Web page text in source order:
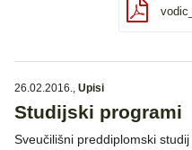
26.02.2016., Upisi
Studijski programi
Sveučilišni preddiplomski